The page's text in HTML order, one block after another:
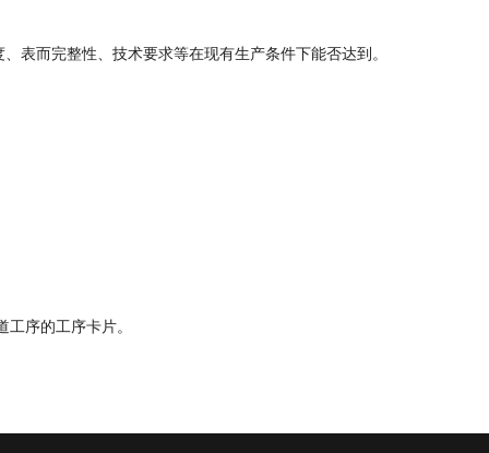
表而完整性、技术要求等在现有生产条件下能否达到。
序的工序卡片。